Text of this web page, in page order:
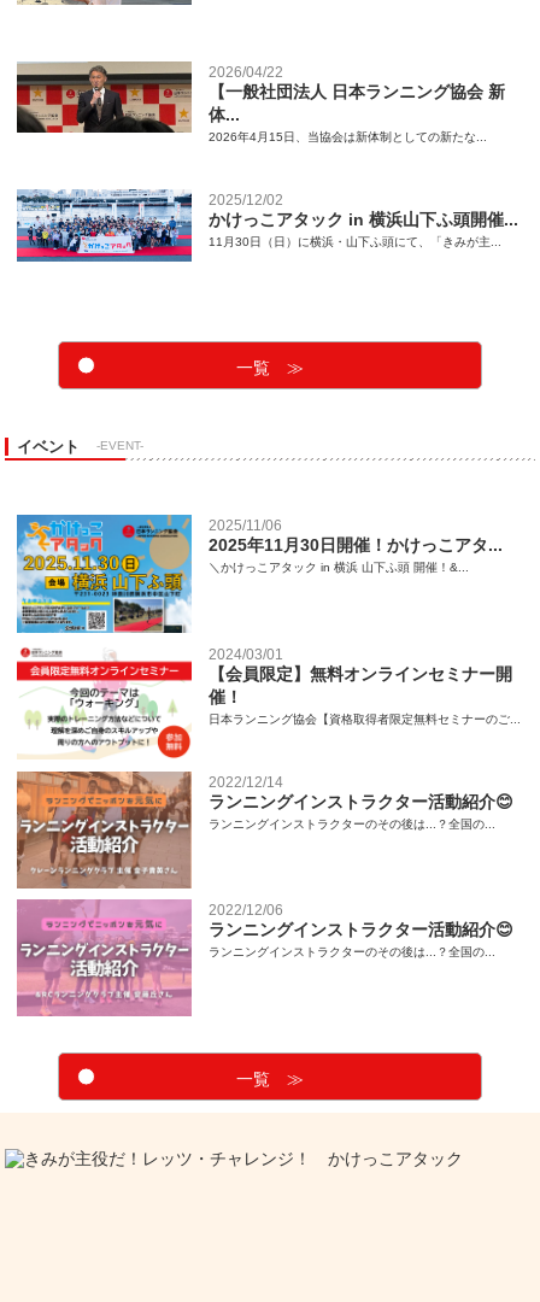
2026/04/22
【一般社団法人 日本ランニング協会 新
体...
2026年4月15日、当協会は新体制としての新たな...
2025/12/02
かけっこアタック in 横浜山下ふ頭開催...
11月30日（日）に横浜・山下ふ頭にて、「きみが主...
一覧 ≫
イベント -EVENT-
2025/11/06
2025年11月30日開催！かけっこアタ...
＼かけっこアタック in 横浜 山下ふ頭 開催！&...
2024/03/01
【会員限定】無料オンラインセミナー開
催！
日本ランニング協会【資格取得者限定無料セミナーのご...
2022/12/14
ランニングインストラクター活動紹介😊
ランニングインストラクターのその後は...？全国の...
2022/12/06
ランニングインストラクター活動紹介😊
ランニングインストラクターのその後は...？全国の...
一覧 ≫